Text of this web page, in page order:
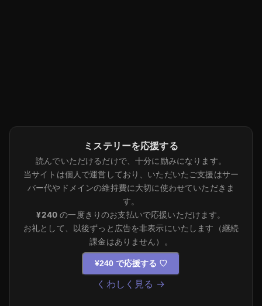
ミステリーを応援する
読んでいただけるだけで、十分に励みになります。
当サイトは個人で運営しており、いただいたご支援はサー
バー代やドメインの維持費に大切に使わせていただきま
す。
¥240 の一度きりのお支払いで応援いただけます。
お礼として、以後ずっと広告を非表示にいたします（継続
課金はありません）。
¥240 で応援する ♡
くわしく見る →